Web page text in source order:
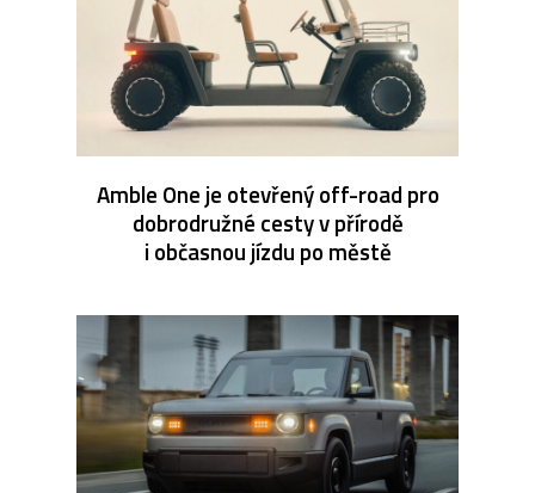
Amble One je otevřený off-road pro
dobrodružné cesty v přírodě
i občasnou jízdu po městě